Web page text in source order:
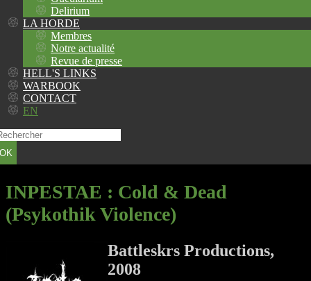
Delirium
LA HORDE
Membres
Notre actualité
Revue de presse
HELL'S LINKS
WARBOOK
CONTACT
EN
OK
INPESTAE : Cold & Dead
(Psykothik Violence)
Battleskrs Productions,
2008